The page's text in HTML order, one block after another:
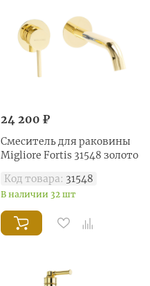
24 200 ₽
Смеситель для раковины
Migliore Fortis 31548 золото
Код товара: 31548
В наличии 32 шт